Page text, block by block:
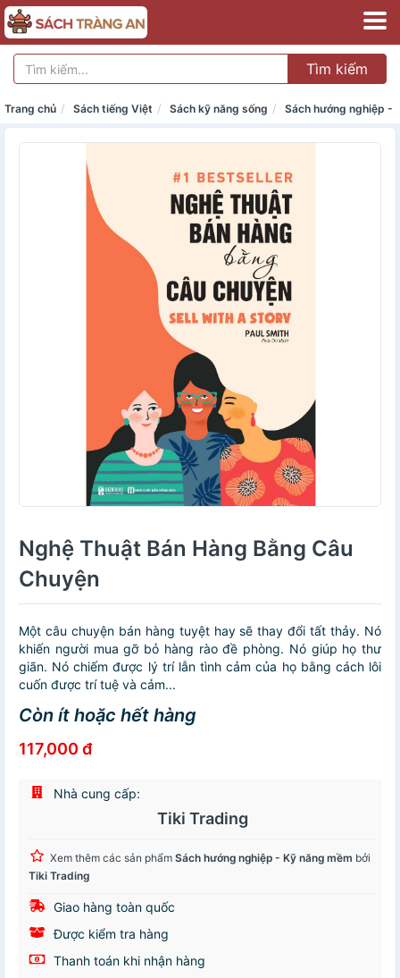
Tìm kiếm
Trang chủ Sách tiếng Việt Sách kỹ năng sống Sách hướng nghiệp -
Nghệ Thuật Bán Hàng Bằng Câu
Chuyện
Một câu chuyện bán hàng tuyệt hay sẽ thay đổi tất thảy. Nó
khiến người mua gỡ bỏ hàng rào đề phòng. Nó giúp họ thư
giãn. Nó chiếm được lý trí lẫn tình cảm của họ bằng cách lôi
cuốn được trí tuệ và cảm...
Còn ít hoặc hết hàng
117,000 đ
Nhà cung cấp:
Tiki Trading
Xem thêm các sản phẩm Sách hướng nghiệp - Kỹ năng mềm bởi
Tiki Trading
Giao hàng toàn quốc
Được kiểm tra hàng
Thanh toán khi nhận hàng